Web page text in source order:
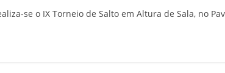
se o IX Torneio de Salto em Altura de Sala, no